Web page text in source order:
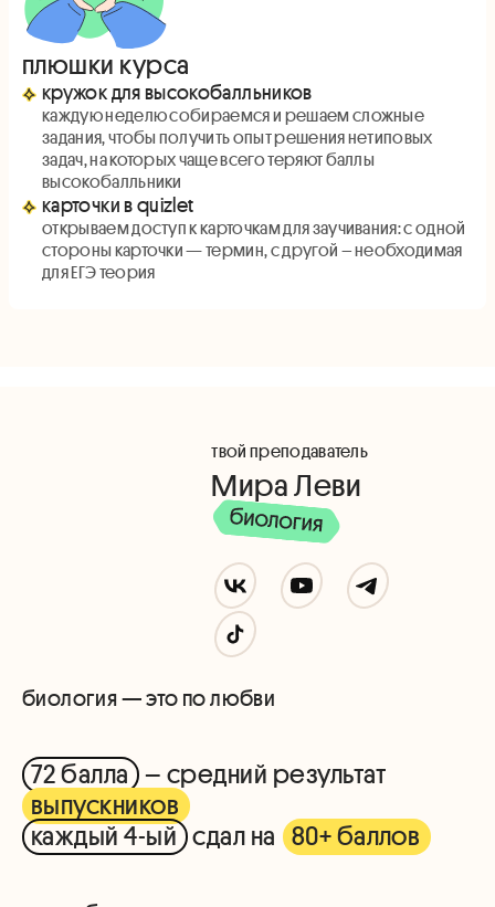
плюшки курса
кружок для высокобалльников
каждую неделю собираемся и решаем сложные
задания, чтобы получить опыт решения нетиповых
задач, на которых чаще всего теряют баллы
высокобалльники
карточки в quizlet
открываем доступ к карточкам для заучивания: с одной
стороны карточки — термин, с другой – необходимая
для ЕГЭ теория
твой преподаватель
Мира Леви
биология — это по любви
72 балла
– средний результат
выпускников
каждый 4-ый сдал на 80+ баллов